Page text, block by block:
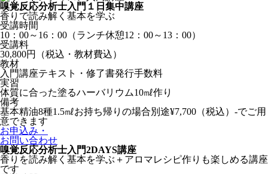
嗅覚反応分析士入門 １日集中講座
香りで読み解く基本を学ぶ
受講時間
10：00～16：00（ランチ休憩12：00～13：00）
受講料
30,800円（税込・教材費込）
教材
入門講座テキスト・修了書発行手数料
実習
体質に合った塗るハーバリウム10㎖作り
備考
基本精油8種1.5㎖お持ち帰りの場合別途¥7,700（税込）-でご用
意できます
お申込み・
お問い合わせ
嗅覚反応分析士入門2DAYS講座
香りを読み解く基本を学ぶ＋アロマレシピ作りも楽しめる講座
です